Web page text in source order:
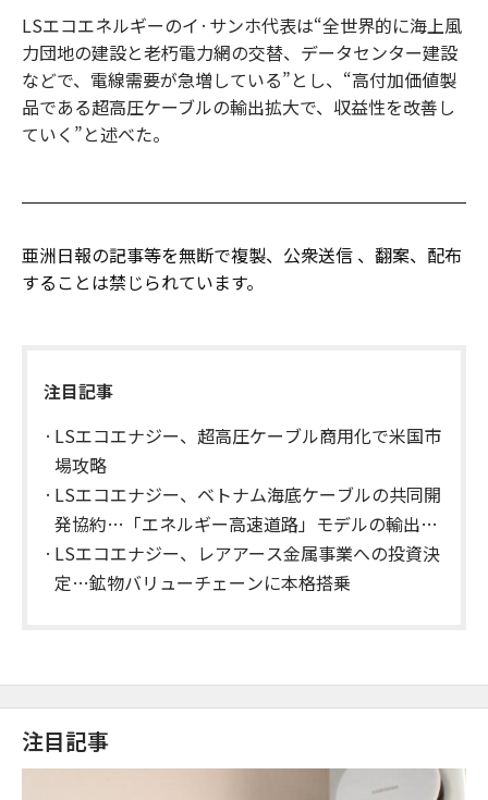
LSエコエネルギーのイ·サンホ代表は“全世界的に海上風
力団地の建設と老朽電力網の交替、データセンター建設
などで、電線需要が急増している”とし、“高付加価値製
品である超高圧ケーブルの輸出拡大で、収益性を改善し
ていく”と述べた。
亜洲日報の記事等を無断で複製、公衆送信 、翻案、配布
することは禁じられています。
注目記事
LSエコエナジー、超高圧ケーブル商用化で米国市
場攻略
LSエコエナジー、ベトナム海底ケーブルの共同開
発協約…「エネルギー高速道路」モデルの輸出を
本格化
LSエコエナジー、レアアース金属事業への投資決
定…鉱物バリューチェーンに本格搭乗
注目記事